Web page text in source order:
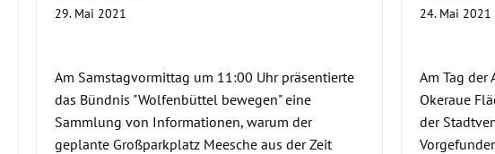
29. Mai 2021
Am Samstagvormittag um 11:00 Uhr präsentierte
das Bündnis "Wolfenbüttel bewegen" eine
Sammlung von Informationen, warum der
geplante Großparkplatz Meesche aus der Zeit
24. Mai 2021
Am Tag
Okeraue
der